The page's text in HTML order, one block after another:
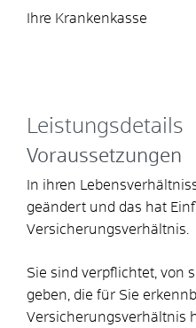
Ihre Krankenkasse
Leistungsdetails
Voraussetzungen
In ihren
geändert und das hat
Versicherungsverhältnis.
Sie sind verpflichtet, von
geben, die für Sie
Versicherungsverhältnis